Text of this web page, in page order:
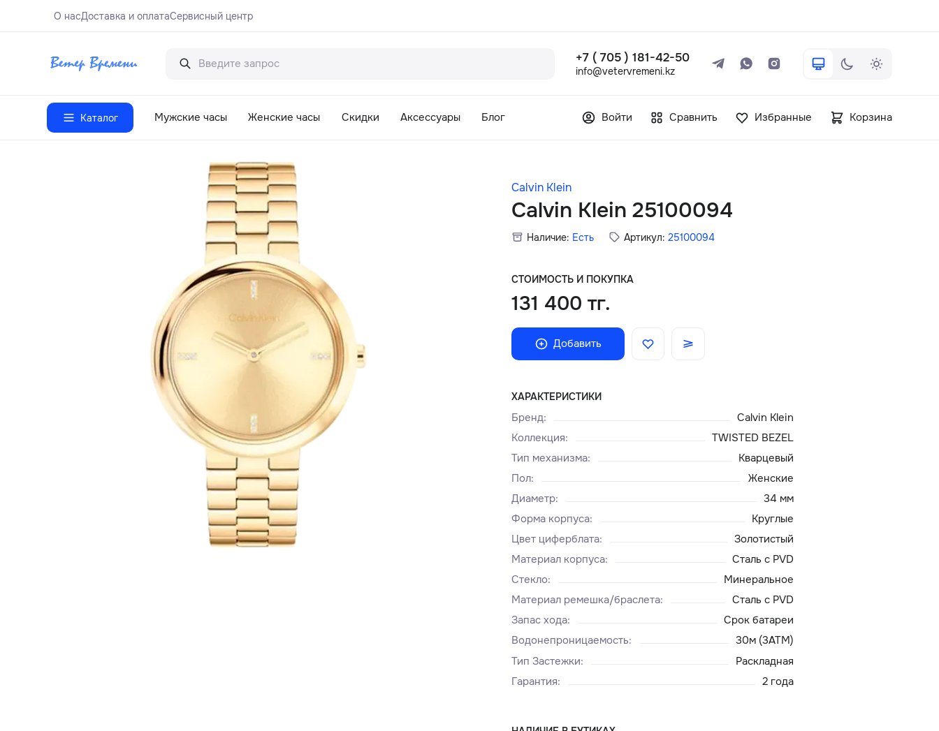
О насДоставка и оплатаСервисный центр
+7 ( 705 ) 181-42-50
info@vetervremeni.kz
Каталог Мужские часы Женские часы Скидки Аксессуары Блог Войти Сравнить Избранные Корзина
Calvin Klein
Calvin Klein 25100094
Наличие: Есть Артикул: 25100094
СТОИМОСТЬ И ПОКУПКА
131 400 тг.
Добавить
ХАРАКТЕРИСТИКИ
Бренд:
Calvin Klein
Коллекция:
TWISTED BEZEL
Тип механизма:
Кварцевый
Пол:
Женские
Диаметр:
34 мм
Форма корпуса:
Круглые
Цвет циферблата:
Золотистый
Материал корпуса:
Сталь с PVD
Стекло:
Минеральное
Материал ремешка/браслета:
Сталь с PVD
Запас хода:
Срок батареи
Водонепроницаемость:
30м (3ATM)
Тип Застежки:
Раскладная
Гарантия: 2 года
+7 ( 705 ) 181-42-50
Каталог
Главная
Доставка и оплата
Блог
Сервисный центр